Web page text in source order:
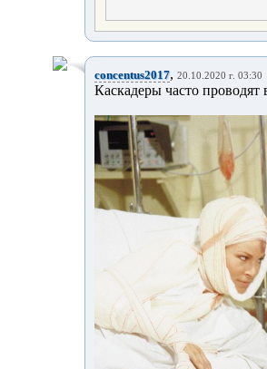
concentus2017, 20.10.2020 г. 03:30
Каскадеры часто проводят